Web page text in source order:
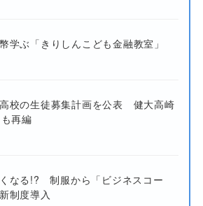
学ぶ「きりしんこども金融教室」
校の生徒募集計画を公表 健大高崎
再編
なる!? 制服から「ビジネスコー
制度導入